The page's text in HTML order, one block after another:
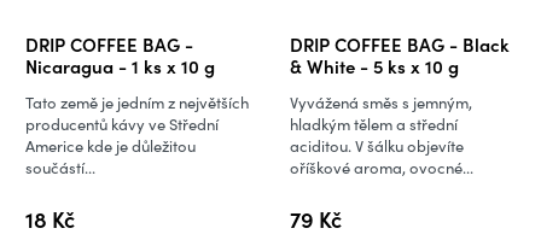
DRIP COFFEE BAG -
Nicaragua - 1 ks x 10 g
18 Kč
Tato země je jedním z největších
producentů kávy ve Střední
Americe kde je důležitou
součástí...
DRIP COFFEE BAG - Black
& White - 5 ks x 10 g
79 Kč
Vyvážená směs s jemným,
hladkým tělem a střední
aciditou. V šálku objevíte
oříškové aroma, ovocné...